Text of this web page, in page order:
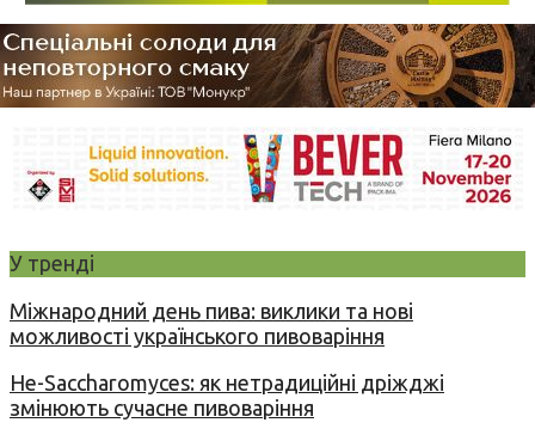
У тренді
Міжнародний день пива: виклики та нові
можливості українського пивоваріння
Не-Saccharomyces: як нетрадиційні дріжджі
змінюють сучасне пивоваріння